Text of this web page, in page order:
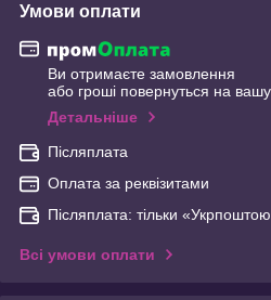
Умови оплати
Ви отримаєте замовлення
або гроші повернуться на вашу
Детальніше
Післяплата
Оплата за реквізитами
Післяплата: тільки
Всі умови оплати